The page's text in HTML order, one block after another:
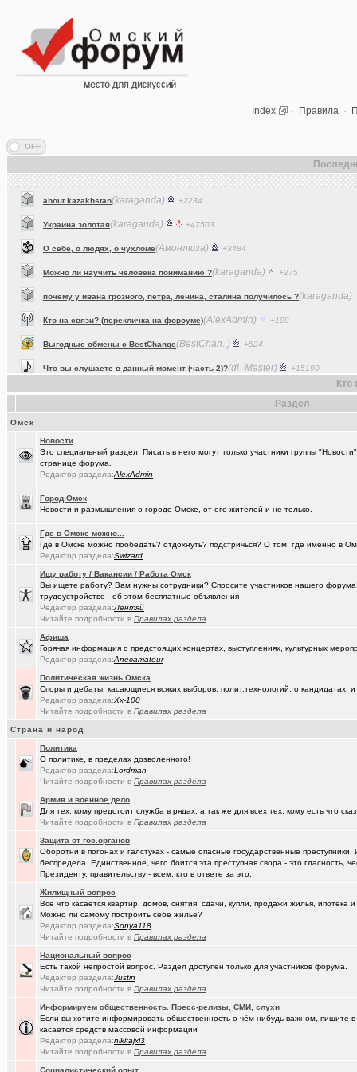
Index · Правила ·
Украина золотая(karaganda) +47503
О себе, о людях, о чухломе(Амонлюза)
Можно ли научить человека пониманию ? (karaganda)
почему у ивана грозного, петра, ленина, сталина получилось ?
Кто на связи? (перекличка на фороуме)(AlexAdmin) +109
Выгодные обмены с BestChange(BestChan..) +524
Что вы слушаете в данный момент (часть 2)?(dj_Master)
Коррекция зрения в Омске(Baryga i..) +416
Услуги гравировки и лазерной резки.(Valera56..) +98
Составить родословную по документам госархивов
Смысл жизни и наука
Ваш топ исполнителей?(Kebbos) +1
Сын думает куда пойти учиться
Респираторы и маски...Время пришло? Короновирус уже в Омске
СИМ(Aljexeй) +2
НЕ рекомендую из посл, просмотренного мной
Рекомендую из посл, просмотренного мной
Глубокий разряд тягового аккумулятора
_Автообъявления. Покупка / продажа авто.
группа кино(karaganda)
Музыкальный блог и 18+
Социальная инженерия
Перешеек у ручья(tramov)
СШ-5(um5939) +4
Здоровье - это решение личных проблем
Сериалы - лучшие по вашему мнению? (tolik)
Осведомлённый источник сообщает... (Молодец.)
Уходят лучшие(Pihlak)
Кто что ест или пьёт прямо сейчас?(Люля)
А помните в Омске... (Silverto..) +2741
В ближайший месяц возможно произойдет то что затронет каждог(рeдкий)
Ищу работу инженера конструктора/радиотехника (удаленно))
Омские фотографы(linuxmas..) +200
Я люблю Омский драматический театр!
Раздел
Омск
Новости
Это специальный раздел. Писать в него могут только участники группы
странице форума.
Редактор раздела:AlexAdmin
Город Омск
Новости и размышления о городе Омске, от его жителей и не только.
Где в Омске можно...
Где в Омске можно пообедать? отдохнуть? подстричься? О том, где именно в
Редактор раздела:Swizard
Ищу работу / Вакансии / Работа Омск
Вы ищете работу? Вам нужны сотрудники? Спросите участников нашего
трудоустройство - об этом бесплатные объявления
Редактор раздела:Лентяй
Читайте подробности в Правилах раздела
Афиша
Горячая информация о предстоящих концертах, выступлениях, культурных
Редактор раздела:Anecamateur
Политическая жизнь Омска
Споры и дебаты, касающиеся всяких выборов, полит.технологий, о кандидатах,
Редактор раздела:Xx-100
Читайте подробности в Правилах раздела
Страна и народ
Политика
О политике, в пределах дозволенного!
Редактор раздела:Lоrdmаn
Читайте подробности в Правилах раздела
Армия и военное дело
Для тех, кому предстоит служба в рядах, а так же для всех тех, кому есть что
Читайте подробности в Правилах раздела
Защита от гос.органов
Оборотни в погонах и галстуках - самые опасные государственные
беспредела. Единственное, чего боится эта преступная свора - это гласность,
Президенту, правительству - всем, кто в ответе за это.
Жилищный вопрос
Всё что касается квартир, домов, снятия, сдачи, купли, продажи жилья,
Можно ли самому построить себе жилье?
Редактор раздела:Sonya118
Читайте подробности в Правилах раздела
Национальный вопрос
Есть такой непростой вопрос. Раздел доступен только для участников форума.
Редактор раздела:Justin
Читайте подробности в Правилах раздела
Информируем общественность. Пресс-релизы, СМИ, слухи
Если вы хотите информировать общественность о чём-нибудь важном, пишите в
касается средств массовой информации
Редактор раздела:nikitajxl3
Читайте подробности в Правилах раздела
Социалистический опыт